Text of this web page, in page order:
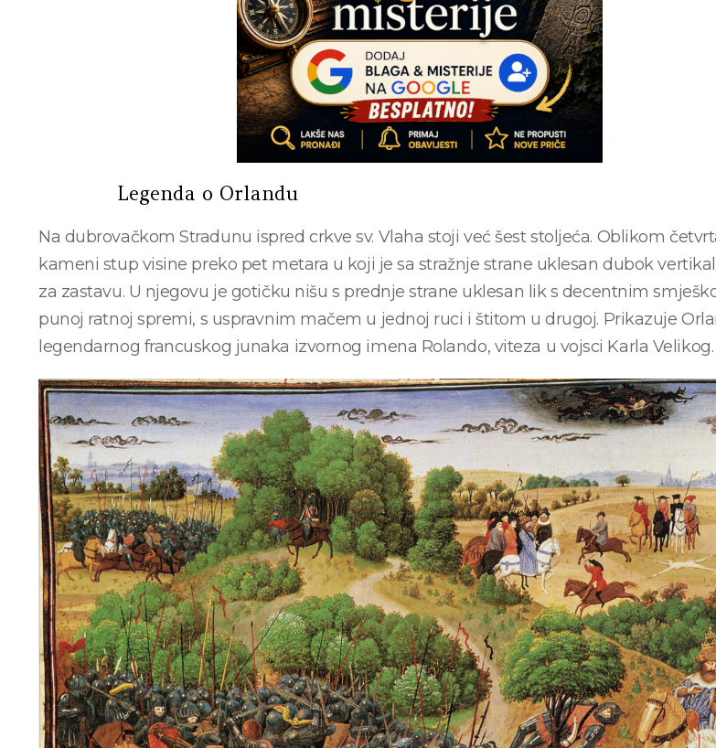
Legenda o Orlandu
Na dubrovačkom Stradunu ispred crkve sv. Vlaha stoji već šest stoljeća. Oblikom
kameni stup visine preko pet metara u koji je sa stražnje strane uklesan dubok
za zastavu. U njegovu je gotičku nišu s prednje strane uklesan lik s decentnim
punoj ratnoj spremi, s uspravnim mačem u jednoj ruci i štitom u drugoj. Prikazuje
legendarnog francuskog junaka izvornog imena Rolando, viteza u vojsci Karla Velikog.